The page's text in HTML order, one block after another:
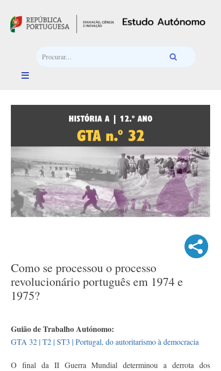
Como se processou o processo
revolucionário português em 1974 e
1975?
Guião de Trabalho Autónomo:
GTA 32 | T2 | ST3 | Portugal, do autoritarismo à democracia
O final da II Guerra Mundial determinou a derrota dos